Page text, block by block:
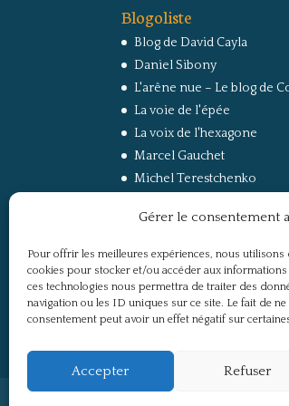
Gérer le consentement
Pour offrir les meilleures expériences, nous utilisons
cookies pour stocker et/ou accéder aux
ces technologies nous permettra de traiter des
navigation ou les ID uniques sur ce site. Le fait de
consentement peut avoir un effet négatif sur
Accepter Refuser
Blogoliste
Blog de David Cayla
Daniel Sibony
L'arêne nue – Le blog de
La voie de l'épée
La voix de l'hexagone
Marcel Gauchet
Michel Terestchenko
RussEurope – Le Carnet
Secret Défense
Un regard sur la Russie